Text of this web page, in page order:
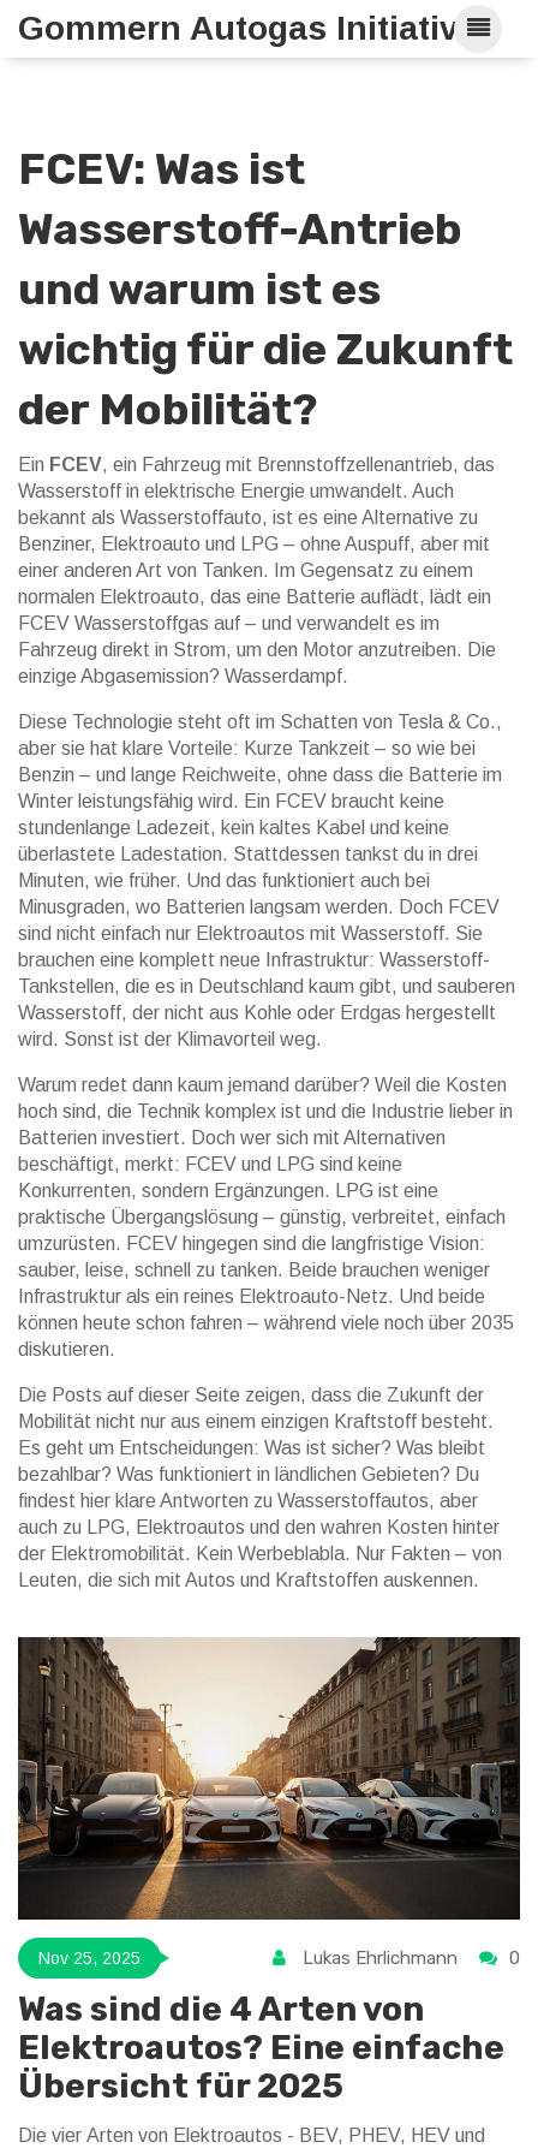
Gommern Autogas Initiative
FCEV: Was ist
Wasserstoff-Antrieb
und warum ist es
wichtig für die Zukunft
der Mobilität?
Ein FCEV, ein Fahrzeug mit Brennstoffzellenantrieb, das
Wasserstoff in elektrische Energie umwandelt. Auch
bekannt als Wasserstoffauto, ist es eine Alternative zu
Benziner, Elektroauto und LPG – ohne Auspuff, aber mit
einer anderen Art von Tanken.
Im Gegensatz zu einem
normalen Elektroauto, das eine Batterie auflädt, lädt ein
FCEV Wasserstoffgas auf – und verwandelt es im
Fahrzeug direkt in Strom, um den Motor anzutreiben. Die
einzige Abgasemission? Wasserdampf.
Diese Technologie steht oft im Schatten von Tesla & Co.,
aber sie hat klare Vorteile: Kurze Tankzeit – so wie bei
Benzin – und lange Reichweite, ohne dass die Batterie im
Winter leistungsfähig wird. Ein FCEV braucht keine
stundenlange Ladezeit, kein kaltes Kabel und keine
überlastete Ladestation. Stattdessen tankst du in drei
Minuten, wie früher. Und das funktioniert auch bei
Minusgraden, wo Batterien langsam werden. Doch FCEV
sind nicht einfach nur Elektroautos mit Wasserstoff. Sie
brauchen eine komplett neue Infrastruktur: Wasserstoff-
Tankstellen, die es in Deutschland kaum gibt, und sauberen
Wasserstoff, der nicht aus Kohle oder Erdgas hergestellt
wird. Sonst ist der Klimavorteil weg.
Warum redet dann kaum jemand darüber? Weil die Kosten
hoch sind, die Technik komplex ist und die Industrie lieber in
Batterien investiert. Doch wer sich mit Alternativen
beschäftigt, merkt: FCEV und LPG sind keine
Konkurrenten, sondern Ergänzungen. LPG ist eine
praktische Übergangslösung – günstig, verbreitet, einfach
umzurüsten. FCEV hingegen sind die langfristige Vision:
sauber, leise, schnell zu tanken. Beide brauchen weniger
Infrastruktur als ein reines Elektroauto-Netz. Und beide
können heute schon fahren – während viele noch über 2035
diskutieren.
Die Posts auf dieser Seite zeigen, dass die Zukunft der
Mobilität nicht nur aus einem einzigen Kraftstoff besteht.
Es geht um Entscheidungen: Was ist sicher? Was bleibt
bezahlbar? Was funktioniert in ländlichen Gebieten? Du
findest hier klare Antworten zu Wasserstoffautos, aber
auch zu LPG, Elektroautos und den wahren Kosten hinter
der Elektromobilität. Kein Werbeblabla. Nur Fakten – von
Leuten, die sich mit Autos und Kraftstoffen auskennen.
Nov 25, 2025 Lukas Ehrlichmann 0
Was sind die 4 Arten von
Elektroautos? Eine einfache
Übersicht für 2025
Die vier Arten von Elektroautos - BEV, PHEV, HEV und